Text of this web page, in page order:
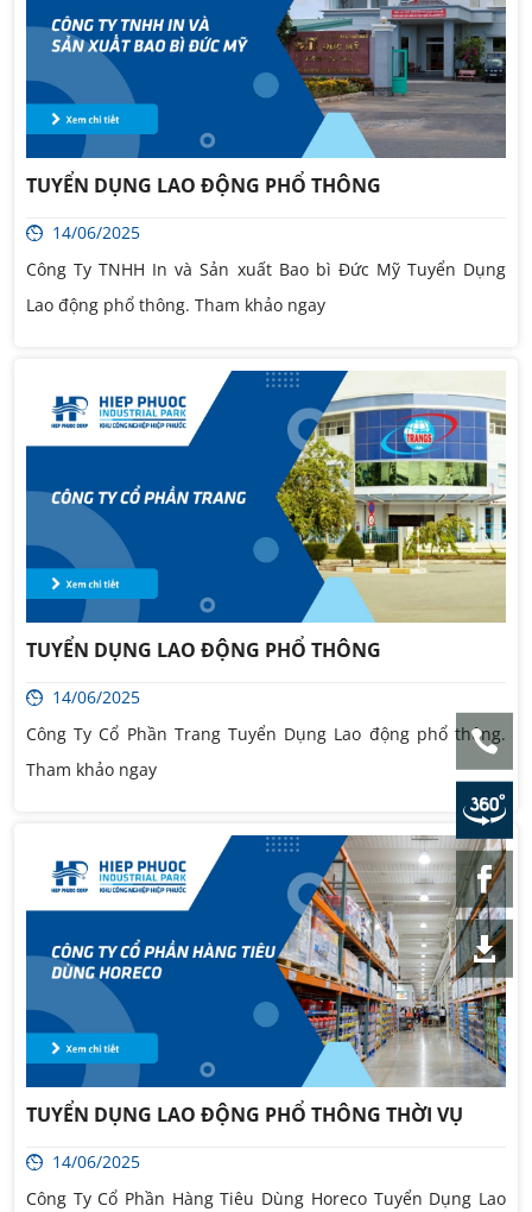
TUYỂN DỤNG LAO ĐỘNG PHỔ THÔNG
14/06/2025
Công Ty TNHH In và Sản xuất Bao bì Đức Mỹ Tuyển Dụng
Lao động phổ thông. Tham khảo ngay
TUYỂN DỤNG LAO ĐỘNG PHỔ THÔNG
14/06/2025
Công Ty Cổ Phần Trang Tuyển Dụng Lao động phổ thông.
Tham khảo ngay
TUYỂN DỤNG LAO ĐỘNG PHỔ THÔNG THỜI VỤ
14/06/2025
Công Ty Cổ Phần Hàng Tiêu Dùng Horeco Tuyển Dụng Lao